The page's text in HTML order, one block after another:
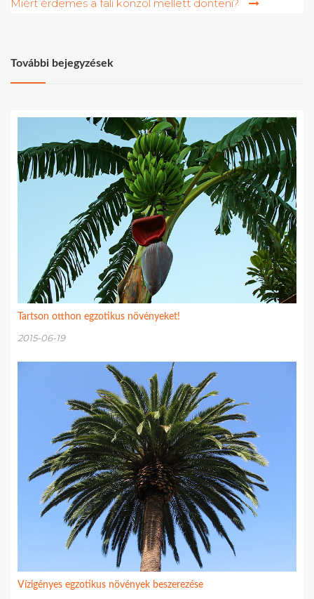
Miért érdemes a fali konzol mellett dönteni?
További bejegyzések
Tartson otthon egzotikus növényeket!
2015-06-19
Vízigényes egzotikus növények beszerezése